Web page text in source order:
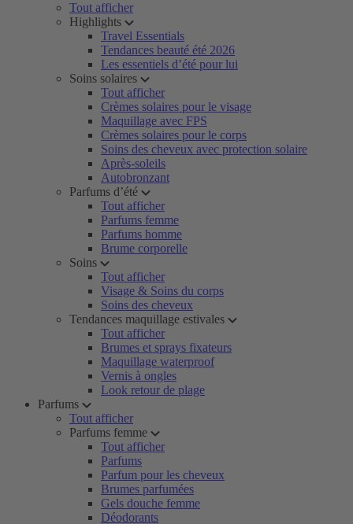
Tout afficher
Highlights
Travel Essentials
Tendances beauté été 2026
Les essentiels d’été pour lui
Soins solaires
Tout afficher
Crèmes solaires pour le visage
Maquillage avec FPS
Crèmes solaires pour le corps
Soins des cheveux avec protection solaire
Après-soleils
Autobronzant
Parfums d’été
Tout afficher
Parfums femme
Parfums homme
Brume corporelle
Soins
Tout afficher
Visage & Soins du corps
Soins des cheveux
Tendances maquillage estivales
Tout afficher
Brumes et sprays fixateurs
Maquillage waterproof
Vernis à ongles
Look retour de plage
Parfums
Tout afficher
Parfums femme
Tout afficher
Parfums
Parfum pour les cheveux
Brumes parfumées
Gels douche femme
Déodorants